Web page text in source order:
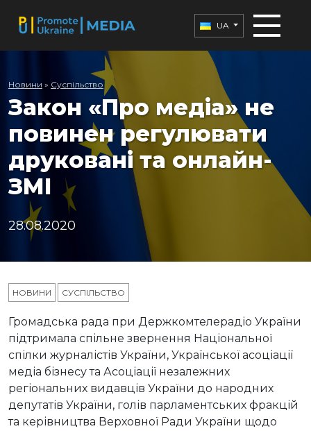
UA
Новини » Суспільство
Закон «Про медіа» не
повинен регулювати
друковані та онлайн-
ЗМІ
28.08.2020
НОВИНИ СУСПІЛЬСТВО
Громадська рада при Держкомтелерадіо України
підтримала спільне звернення Національної
спілки журналістів України, Української асоціації
медіа бізнесу та Асоціації незалежних
регіональних видавців України до народних
депутатів України, голів парламентських фракцій
та керівництва Верховної Ради України щодо